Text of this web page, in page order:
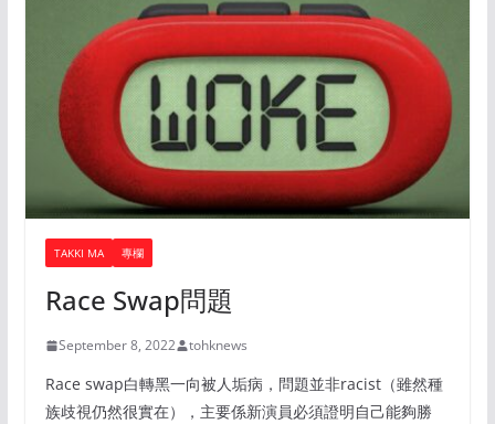
TAKKI MA 專欄
Race Swap問題
September 8, 2022 tohknews
Race swap白轉黑一向被人垢病，問題並非racist（雖然種
族歧視仍然很實在），主要係新演員必須證明自己能夠勝